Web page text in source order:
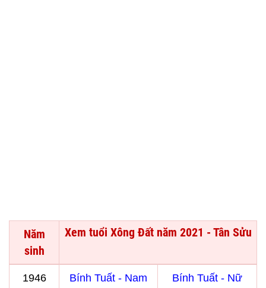
Năm
sinh
Xem tuổi Xông Đất năm 2021 - Tân Sửu
1946
Bính Tuất - Nam
Bính Tuất - Nữ